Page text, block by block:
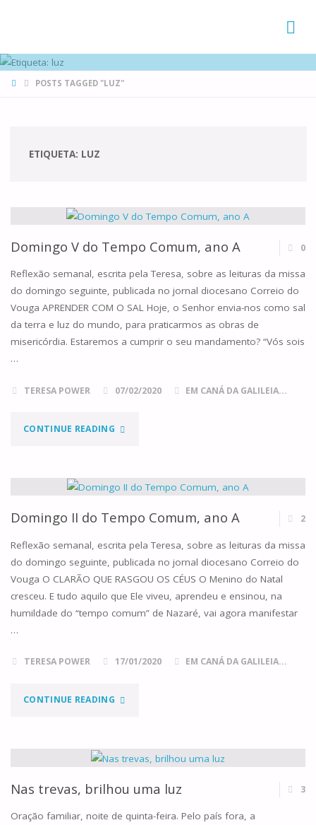
HOMEPOSTS TAGGED "LUZ"
ETIQUETA: LUZ
Domingo V do Tempo Comum, ano A 0
Reflexão semanal, escrita pela Teresa, sobre as leituras da missa
do domingo seguinte, publicada no jornal diocesano Correio do
Vouga APRENDER COM O SAL Hoje, o Senhor envia-nos como sal
da terra e luz do mundo, para praticarmos as obras de
misericórdia. Estaremos a cumprir o seu mandamento? “Vós sois
…
TERESA POWER 07/02/2020 EM CANÁ DA GALILEIA...
CONTINUE READING"DOMINGO
DO
TEMPO
COMUM,
ANO
A"
Domingo II do Tempo Comum, ano A 2
Reflexão semanal, escrita pela Teresa, sobre as leituras da missa
do domingo seguinte, publicada no jornal diocesano Correio do
Vouga O CLARÃO QUE RASGOU OS CÉUS O Menino do Natal
cresceu. E tudo aquilo que Ele viveu, aprendeu e ensinou, na
humildade do “tempo comum” de Nazaré, vai agora manifestar
…
TERESA POWER 17/01/2020 EM CANÁ DA GALILEIA...
CONTINUE READING"DOMINGO
DO
COMUM,
Nas trevas, brilhou uma luz 3
Oração familiar, noite de quinta-feira. Pelo país fora, a